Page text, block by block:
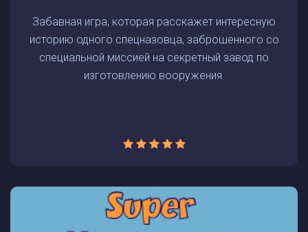
Забавная игра, которая расскажет интересную
историю одного спецназовца, заброшенного со
специальной миссией на секретный завод по
изготовлению вооружения.